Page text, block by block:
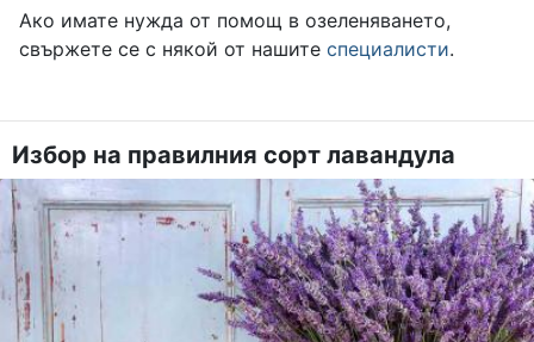
Ако имате нужда от помощ в озеленяването,
свържете се с някой от нашите специалисти.
Избор на правилния сорт лавандула